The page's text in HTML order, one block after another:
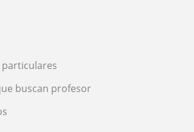
particulares
buscan profesor